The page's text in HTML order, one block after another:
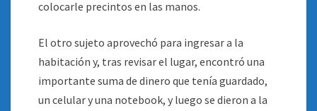
colocarle precintos en las manos.
El otro sujeto aprovechó para ingresar a la
habitación y, tras revisar el lugar, encontró una
importante suma de dinero que tenía guardado,
un celular y una notebook, y luego se dieron a la